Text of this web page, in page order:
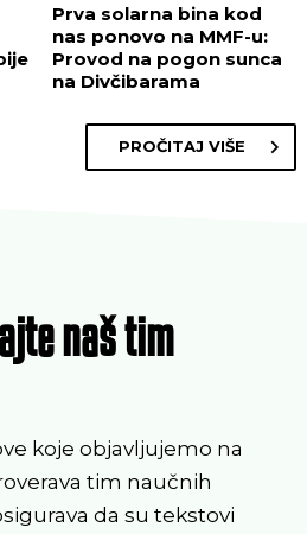
Prva solarna bina kod
nas ponovo na MMF-u:
Provod na pogon sunca
na Divčibarama
PROČITAJ VIŠE
naš tim
koje objavljujemo na
tim naučnih
da su tekstovi